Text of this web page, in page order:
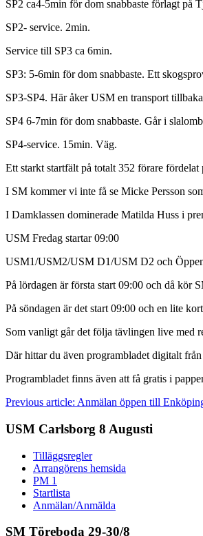
SP2 ca4-5min för dom snabbaste förlagt på
SP2- service. 2min.
Service till SP3 ca 6min.
SP3: 5-6min för dom snabbaste. Ett
SP3-SP4. Här åker USM en transport
SP4 6-7min för dom snabbaste. Går i
SP4-service. 15min. Väg.
Ett starkt startfält på totalt 352 förare
I SM kommer vi inte få se Micke Persson
I Damklassen dominerade Matilda Huss i
USM Fredag startar 09:00
USM1/USM2/USM D1/USM D2 och
På lördagen är första start 09:00 och då
På söndagen är det start 09:00 och en lite
Som vanligt går det följa tävlingen live med
Där hittar du även programbladet digitalt
Programbladet finns även att få gratis i
Previous article: Anmälan öppen till
USM Carlsborg 8 Augusti
Tilläggsregler
Arrangörens hemsida
PM 1
Startlista
Anmälan/Anmälda
SM Töreboda 29-30/8